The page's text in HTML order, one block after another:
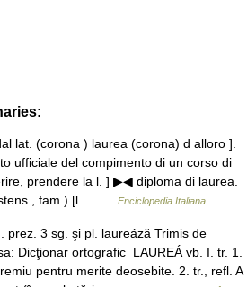
lat. (corona ) laurea (corona) d alloro ].
ufficiale del compimento di un corso di
prendere la l. ] ▶◀ diploma di laurea.
fam.) [l… …
Enciclopedia Italiana
3 sg. şi pl. laureáză Trimis de
Dicţionar ortografic LAUREÁ vb. I. tr. 1.
pentru merite deosebite. 2. tr., refl. A